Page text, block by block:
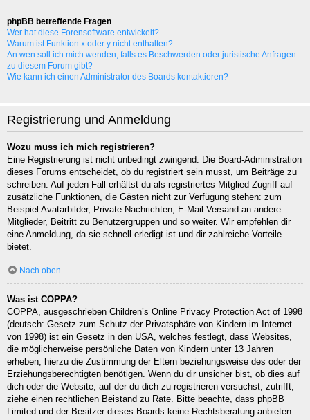
phpBB betreffende Fragen
Wer hat diese Forensoftware entwickelt?
Warum ist Funktion x oder y nicht enthalten?
An wen soll ich mich wenden, falls es Beschwerden oder juristische Anfragen
zu diesem Forum gibt?
Wie kann ich einen Administrator des Boards kontaktieren?
Registrierung und Anmeldung
Wozu muss ich mich registrieren?
Eine Registrierung ist nicht unbedingt zwingend. Die Board-Administration
dieses Forums entscheidet, ob du registriert sein musst, um Beiträge zu
schreiben. Auf jeden Fall erhältst du als registriertes Mitglied Zugriff auf
zusätzliche Funktionen, die Gästen nicht zur Verfügung stehen: zum
Beispiel Avatarbilder, Private Nachrichten, E-Mail-Versand an andere
Mitglieder, Beitritt zu Benutzergruppen und so weiter. Wir empfehlen dir
eine Anmeldung, da sie schnell erledigt ist und dir zahlreiche Vorteile
bietet.
Nach oben
Was ist COPPA?
COPPA, ausgeschrieben Children’s Online Privacy Protection Act of 1998
(deutsch: Gesetz zum Schutz der Privatsphäre von Kindern im Internet
von 1998) ist ein Gesetz in den USA, welches festlegt, dass Websites,
die möglicherweise persönliche Daten von Kindern unter 13 Jahren
erheben, hierzu die Zustimmung der Eltern beziehungsweise des oder der
Erziehungsberechtigten benötigen. Wenn du dir unsicher bist, ob dies auf
dich oder die Website, auf der du dich zu registrieren versuchst, zutrifft,
ziehe einen rechtlichen Beistand zu Rate. Bitte beachte, dass phpBB
Limited und der Besitzer dieses Boards keine Rechtsberatung anbieten